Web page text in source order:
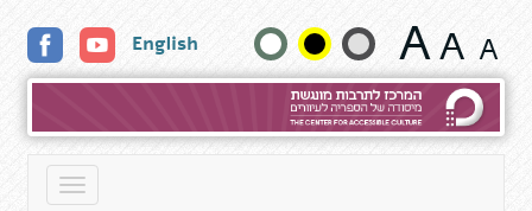
על
טבעיים
כיצד
אנשים
שנה
גודל
טקסט
English
Toggle